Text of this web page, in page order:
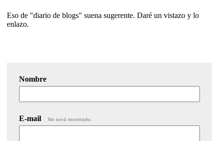
Eso de "diario de blogs" suena sugerente. Daré un vistazo y lo
enlazo.
Nombre
E-mail No será mostrado.